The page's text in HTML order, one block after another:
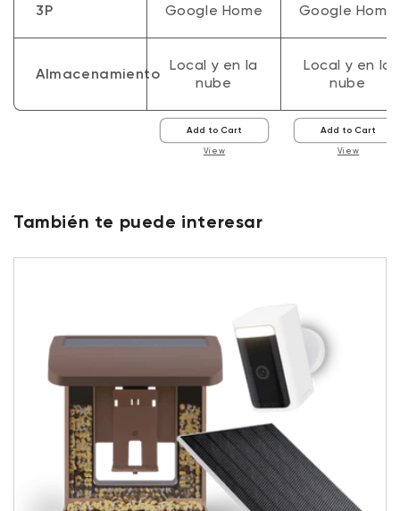
3P
Google Home
Google Home
Almacenamiento
Local y en la
nube
Local y en la
nube
Add to Cart
View
Add to Cart
View
También te puede interesar